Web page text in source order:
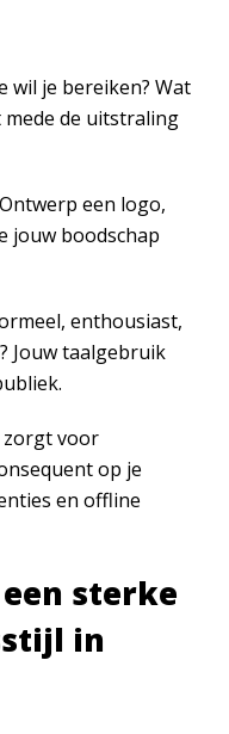
wil je bereiken? Wat
de uitstraling
Ontwerp een logo,
jouw boodschap
enthousiast,
Jouw taalgebruik
voor
op je
en offline
sterke
in